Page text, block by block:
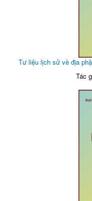
Tư liệu lịch sử về địa
Tác